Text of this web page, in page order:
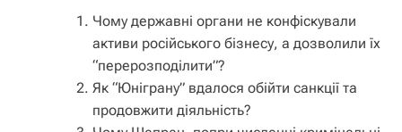
Чому державні органи не конфіскували
активи російського бізнесу, а дозволили їх
“перерозподілити”?
Як “Юніграну” вдалося обійти санкції та
продовжити діяльність?